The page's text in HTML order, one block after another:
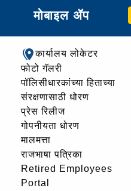
मोबाइल ॲप
कार्यालय लोकेटर
फोटो गॅलरी
पॉलिसीधारकांच्या हिताच्या
संरक्षणासाठी धोरण
प्रेस रिलीज
गोपनीयता धोरण
मालमत्ता
राजभाषा पत्रिका
Retired Employees
Portal